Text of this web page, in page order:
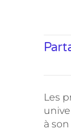
Les
à